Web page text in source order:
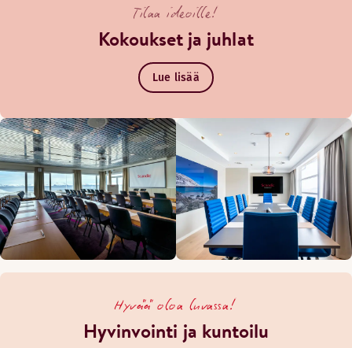
Tilaa ideoille!
Kokoukset ja juhlat
Lue lisää
Hyvää oloa luvassa!
Hyvinvointi ja kuntoilu